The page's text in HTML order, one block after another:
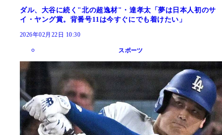
ダル、大谷に続く"北の超逸材"・達孝太「夢は日本人初のサ
イ・ヤング賞。背番号11は今すぐにでも着けたい」
2026年02月22日 10:30
スポーツ